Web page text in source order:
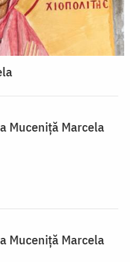
Muceniță Marcela
Muceniță Marcela